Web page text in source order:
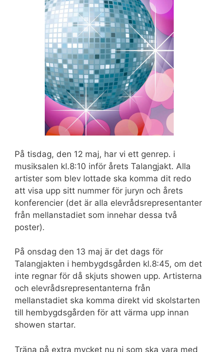
På tisdag, den 12 maj, har vi ett genrep. i
musiksalen kl.8:10 inför årets Talangjakt. Alla
artister som blev lottade ska komma dit redo
att visa upp sitt nummer för juryn och årets
konferencier (det är alla elevrådsrepresentanter
från mellanstadiet som innehar dessa två
poster).
På onsdag den 13 maj är det dags för
Talangjakten i hembygdsgården kl.8:45, om det
inte regnar för då skjuts showen upp. Artisterna
och elevrådsrepresentanterna från
mellanstadiet ska komma direkt vid skolstarten
till hembygdsgården för att värma upp innan
showen startar.
Träna på extra mycket nu ni som ska vara med